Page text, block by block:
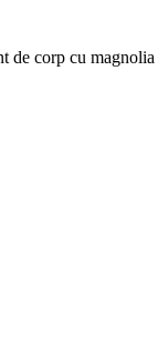
de corp cu magnolia